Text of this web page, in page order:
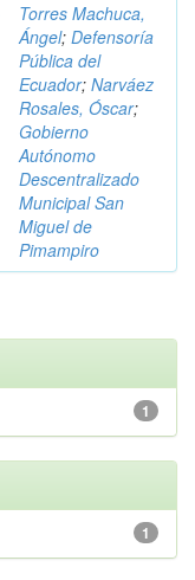
Torres Machuca,
Ángel; Defensoría
Pública del
Ecuador; Narváez
Rosales, Óscar;
Gobierno
Autónomo
Descentralizado
Municipal San
Miguel de
Pimampiro
1
1